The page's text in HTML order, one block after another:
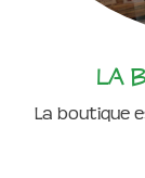
La
La boutique